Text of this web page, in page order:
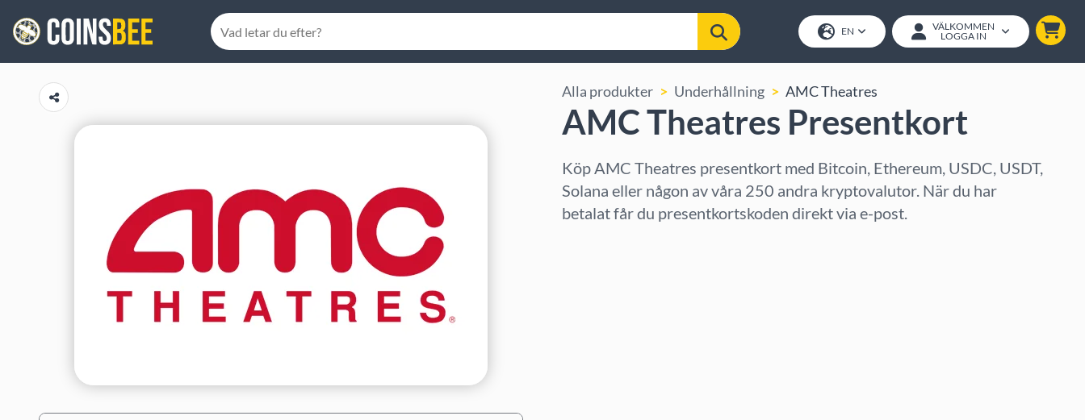
EN
VÄLKOMMEN
LOGGA IN
Alla produkter Underhållning AMC Theatres
AMC Theatres Presentkort
Köp AMC Theatres presentkort med Bitcoin, Ethereum, USDC, USDT,
Solana eller någon av våra 250 andra kryptovalutor. När du har
betalat får du presentkortskoden direkt via e-post.